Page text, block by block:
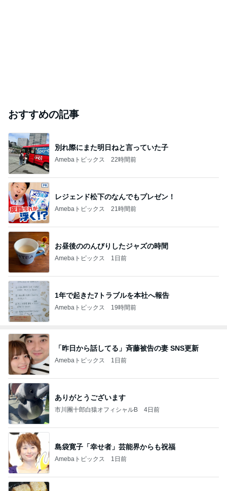
おすすめの記事
別れ際にまた明日ねと言っていた子
Amebaトピックス 22時間前
レジェンド松下のなんでもプレゼン！
Amebaトピックス 21時間前
お昼後ののんびりしたジャズの時間
Amebaトピックス 1日前
1年で起きた7トラブルを本社へ報告
Amebaトピックス 19時間前
「昨日から話してる」斉藤被告の妻 SNS更新
Amebaトピックス 1日前
ありがとうございます
市川團十郎白猿オフィシャルB 4日前
島袋寛子「幸せ者」芸能界からも祝福
Amebaトピックス 1日前